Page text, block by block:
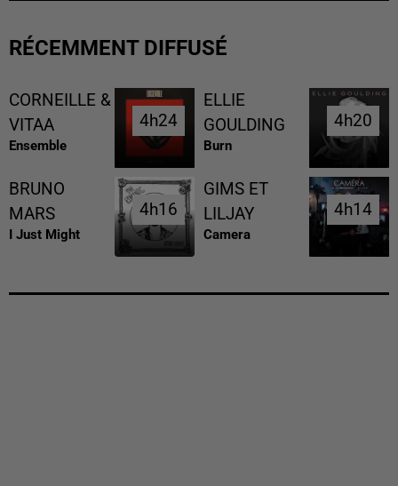
RÉCEMMENT DIFFUSÉ
CORNEILLE &
VITAA
Ensemble
4h24
4h24
ELLIE
GOULDING
Burn
4h20
4h20
BRUNO
MARS
I Just Might
4h16
4h16
GIMS ET
LILJAY
Camera
4h14
4h14